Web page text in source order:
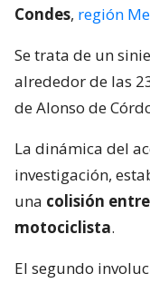
Condes, región
Se trata de un
alrededor de las
de Alonso de
La dinámica del
investigación,
una colisión
motociclista.
El segundo